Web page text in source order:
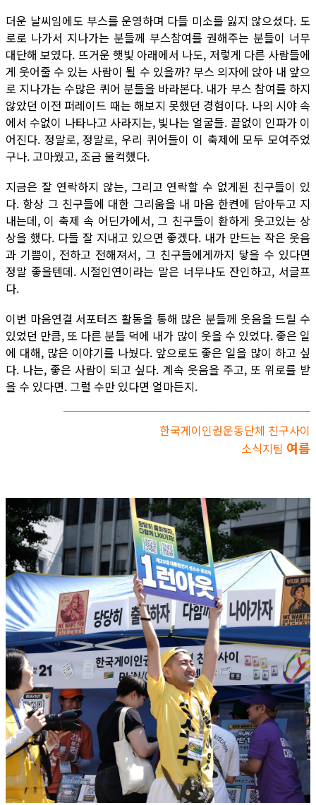
더운 날씨임에도 부스를 운영하며 다들 미소를 잃지 않으셨다. 도
로로 나가서 지나가는 분들께 부스참여를 권해주는 분들이 너무
대단해 보였다. 뜨거운 햇빛 아래에서 나도, 저렇게 다른 사람들에
게 웃어줄 수 있는 사람이 될 수 있을까? 부스 의자에 앉아 내 앞으
로 지나가는 수많은 퀴어 분들을 바라본다. 내가 부스 참여를 하지
않았던 이전 퍼레이드 때는 해보지 못했던 경험이다. 나의 시야 속
에서 수없이 나타나고 사라지는, 빛나는 얼굴들. 끝없이 인파가 이
어진다. 정말로, 정말로, 우리 퀴어들이 이 축제에 모두 모여주었
구나. 고마웠고, 조금 울컥했다.
지금은 잘 연락하지 않는, 그리고 연락할 수 없게된 친구들이 있
다. 항상 그 친구들에 대한 그리움을 내 마음 한켠에 담아두고 지
내는데, 이 축제 속 어딘가에서, 그 친구들이 환하게 웃고있는 상
상을 했다. 다들 잘 지내고 있으면 좋겠다. 내가 만드는 작은 웃음
과 기쁨이, 전하고 전해져서, 그 친구들에게까지 닿을 수 있다면
정말 좋을텐데. 시절인연이라는 말은 너무나도 잔인하고, 서글프
다.
이번 마음연결 서포터즈 활동을 통해 많은 분들께 웃음을 드릴 수
있었던 만큼, 또 다른 분들 덕에 내가 많이 웃을 수 있었다. 좋은 일
에 대해, 많은 이야기를 나눴다. 앞으로도 좋은 일을 많이 하고 싶
다. 나는, 좋은 사람이 되고 싶다. 계속 웃음을 주고, 또 위로를 받
을 수 있다면. 그럴 수만 있다면 얼마든지.
한국게이인권운동단체 친구사이
소식지팀 여름